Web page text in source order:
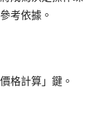
考依據。
格計算」鍵。